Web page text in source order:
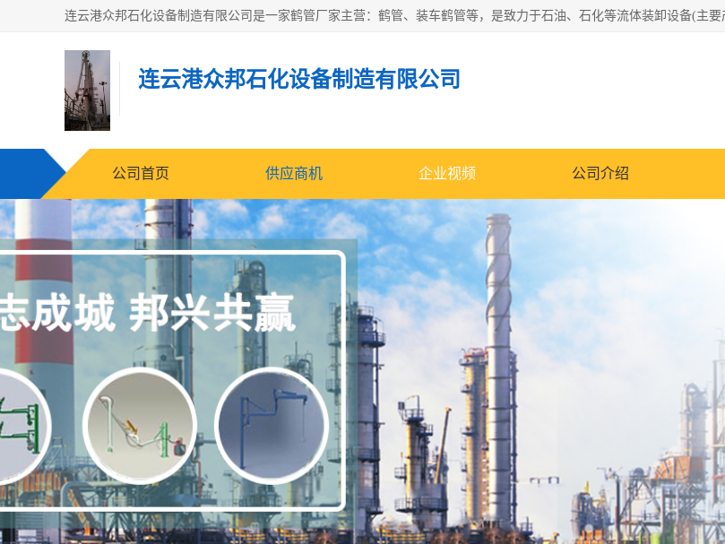
连云港众邦石化设备制造有限公司
公司首页 供应商机 企业视频 公司介绍